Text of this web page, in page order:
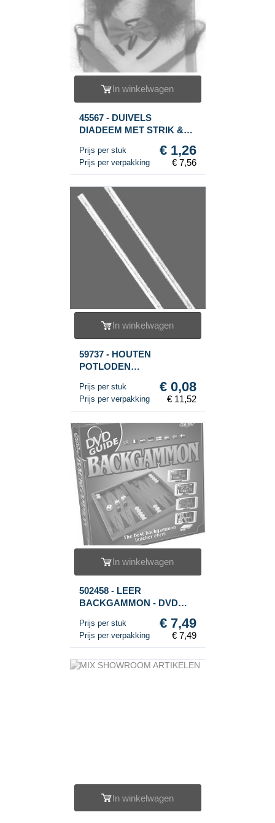
In winkelwagen
45567 - DUIVELS
DIADEEM MET STRIK &
Prijs per stuk € 1,26
Prijs per verpakking € 7,56
In winkelwagen
59737 - HOUTEN
POTLODEN
Prijs per stuk € 0,08
Prijs per verpakking € 11,52
In winkelwagen
502458 - LEER
BACKGAMMON - DVD
Prijs per stuk € 7,49
Prijs per verpakking € 7,49
In winkelwagen